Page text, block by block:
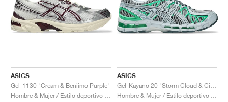
ASICS
Gel-1130 "Cream & Beniimo Purple"
ASICS